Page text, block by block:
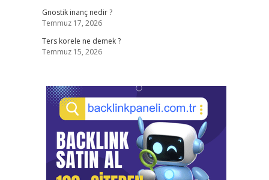
Gnostik inanç nedir ?
Temmuz 17, 2026
Ters korele ne demek ?
Temmuz 15, 2026